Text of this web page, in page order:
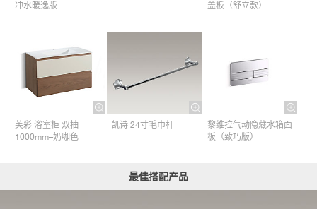
冲水暖逸版
盖板（舒立款）
芙彩 浴室柜 双抽
1000mm–奶咖色
凯诗 24寸毛巾杆​
黎维拉气动隐藏水箱面
板（致巧版）
最佳搭配产品